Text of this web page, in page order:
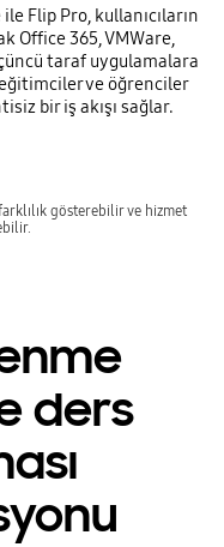
Flip Pro, kullanıcıların
Office 365, VMWare,
taraf uygulamalara
ve öğrenciler
bir iş akışı sağlar.
gösterebilir ve hizmet
ders